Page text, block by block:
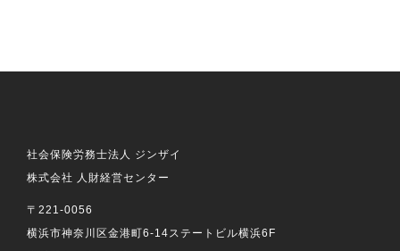
社会保険労務士法人 ジンザイ
株式会社 人財経営センター
〒221-0056
横浜市神奈川区金港町6-14ステートビル横浜6F